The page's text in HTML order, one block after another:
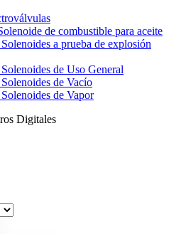
de combustible para aceite
a prueba de explosión
de Uso General
de Vacío
de Vapor
Digitales